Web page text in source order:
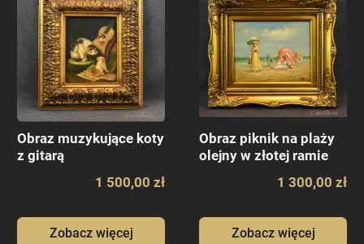
Obraz muzykujące koty
z gitarą
1 500,00 zł
Zobacz więcej
Obraz piknik na plaży
olejny w złotej ramie
1 300,00 zł
Zobacz więcej